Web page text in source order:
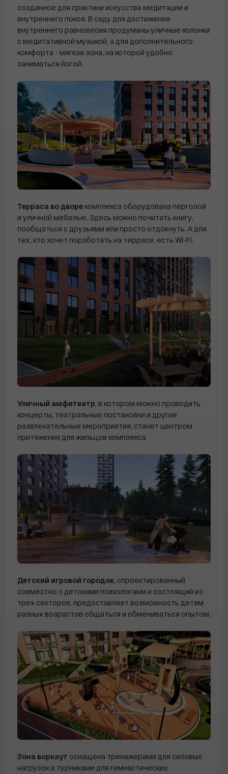
Email
Отправить заявку
Email
Отправить заявку
Email
Отправить заявку
созданное для практики искусства медитации и
внутреннего покоя. В саду для достижения
внутреннего равновесия продуманы уличные колонки
с медитативной музыкой, а для дополнительного
комфорта - мягкая зона, на которой удобно
заниматься йогой.
Терраса во дворе комплекса оборудована перголой
и уличной мебелью. Здесь можно почитать книгу,
пообщаться с друзьями или просто отдохнуть. А для
тех, кто хочет поработать на террасе, есть Wi-Fi.
Уличный амфитеатр , в котором можно проводить
концерты, театральные постановки и другие
развлекательные мероприятия, станет центром
притяжения для жильцов комплекса.
Детский игровой городок , спроектированный
совместно с детскими психологами и состоящий из
трех секторов, предоставляет возможность детям
разных возрастов общаться и обмениваться опытом.
Зона воркаут оснащена тренажерами для силовых
нагрузок и турниками для гимнастических